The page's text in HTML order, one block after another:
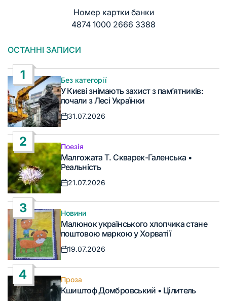
Номер картки банки
4874 1000 2666 3388
ОСТАННІ ЗАПИСИ
1
Опублікувати
у
Без категорії
У Києві знімають захист з пам’ятників:
почали з Лесі Українки
Дата
31.07.2026
2
Опублікувати
у
Поезія
Малгожата Т. Скварек-Галенська •
Реальність
Дата
21.07.2026
3
Опублікувати
у
Новини
Малюнок українського хлопчика стане
поштовою маркою у Хорватії
Дата
19.07.2026
4
Опублікувати
у
Проза
Кшиштоф Домбровський • Цілитель